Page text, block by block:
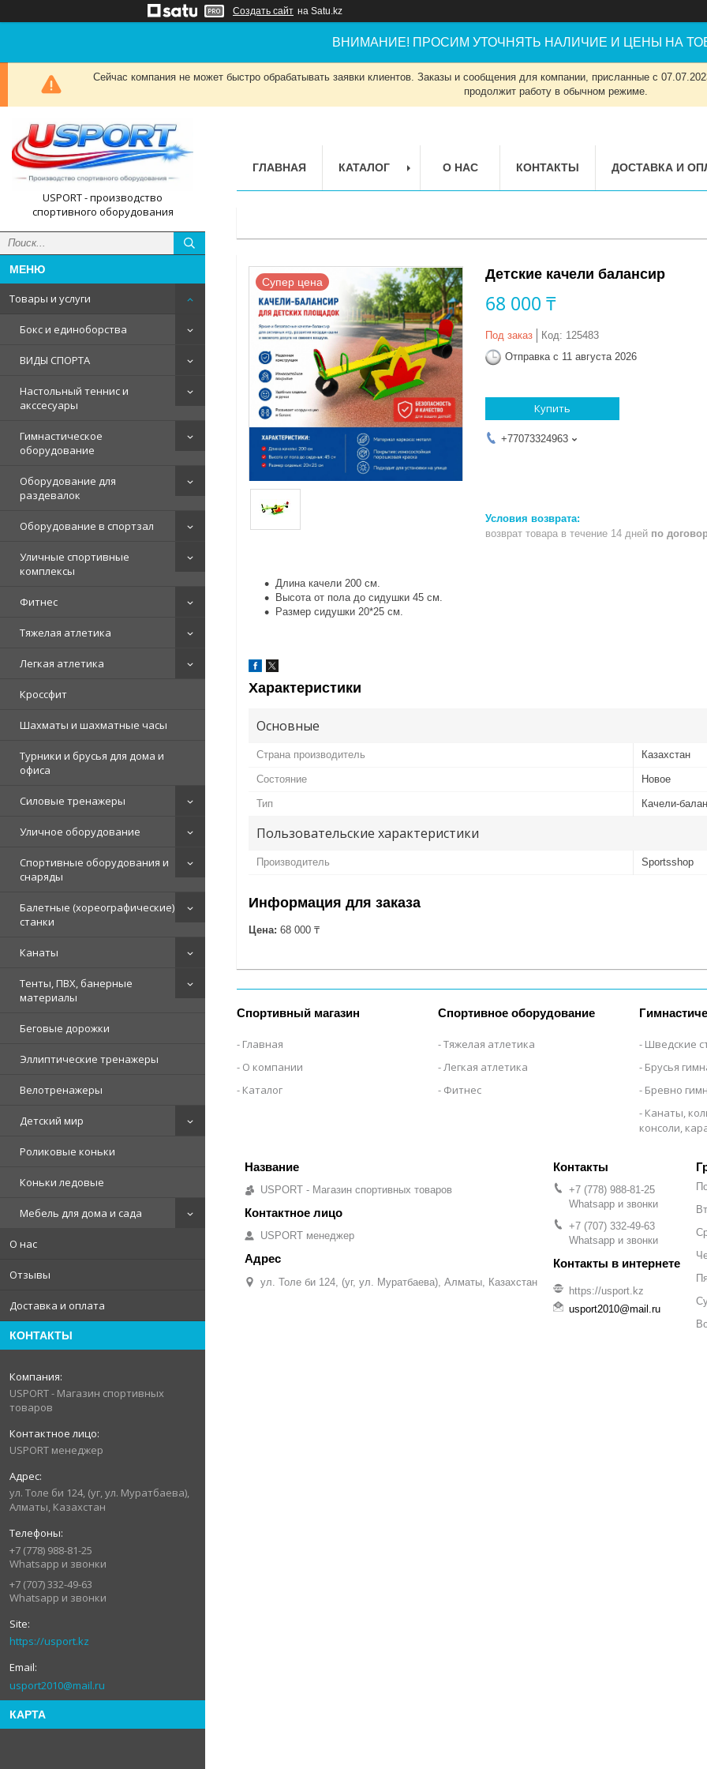
Создать сайт на Satu.kz
ВНИМАНИЕ! ПРОСИМ УТОЧНЯТЬ НАЛИЧИЕ И ЦЕНЫ НА
Сейчас компания не может быстро обрабатывать заявки клиентов. Заказы и сообщения для компании, присланные с
продолжит работу в обычном режиме.
USPORT - производство
спортивного оборудования
Товары и услуги
Бокс и единоборства
ВИДЫ СПОРТА
Настольный теннис и
акссесуары
Гимнастическое
оборудование
Оборудование для
раздевалок
Оборудование в спортзал
Уличные спортивные
комплексы
Фитнес
Тяжелая атлетика
Легкая атлетика
Кроссфит
Шахматы и шахматные часы
Турники и брусья для дома и
офиса
Силовые тренажеры
Уличное оборудование
Спортивные оборудования и
снаряды
Балетные (хореографические)
станки
Канаты
Тенты, ПВХ, банерные
материалы
Беговые дорожки
Эллиптические тренажеры
Велотренажеры
Детский мир
Роликовые коньки
Коньки ледовые
Мебель для дома и сада
О нас
Отзывы
Доставка и оплата
КОНТАКТЫ
USPORT - Магазин спортивных
товаров
USPORT менеджер
ул. Толе би 124, (уг, ул. Муратбаева),
Алматы, Казахстан
+7 (778) 988-81-25
Whatsapp и звонки
+7 (707) 332-49-63
Whatsapp и звонки
https://usport.kz
usport2010@mail.ru
КАРТА
ГЛАВНАЯ КАТАЛОГ О НАС КОНТАКТЫ ДОСТАВКА И
Супер цена Детские качели балансир
68 000 ₸
Под заказ Код: 125483
Отправка с 11 августа 2026
Купить
+77073324963
возврат товара в течение 14 дней по
Длина качели 200 см.
Высота от пола до сидушки 45 см.
Размер сидушки 20*25 см.
Характеристики
Основные
Страна производитель Казахстан
Состояние Новое
Тип Качели-
Пользовательские характеристики
Производитель Sportsshop
Информация для заказа
Цена: 68 000 ₸
Спортивный магазин
Главная
О компании
Каталог
Спортивное оборудование
Тяжелая атлетика
Легкая атлетика
Фитнес
Шведские
Брусья
Бревно
Канаты,
консоли,
USPORT - Магазин спортивных товаров
USPORT менеджер
ул. Толе би 124, (уг, ул. Муратбаева), Алматы, Казахстан
+7 (778) 988-81-25
Whatsapp и звонки
+7 (707) 332-49-63
Whatsapp и звонки
https://usport.kz
usport2010@mail.ru